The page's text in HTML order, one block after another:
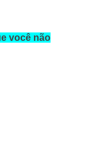
você não